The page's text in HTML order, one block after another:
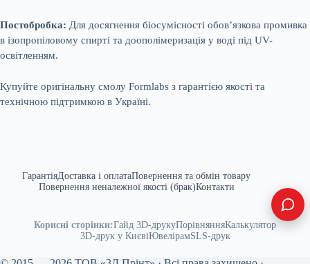
Постобробка: Для досягнення біосумісності обов’язкова промивка
в ізопропіловому спирті та доополімеризація у воді під UV-
освітленням.
Купуйте оригінальну смолу Formlabs з гарантією якості та
технічною підтримкою в Україні.
ГарантіяДоставка і оплатаПовернення та обмін товару
Повернення неналежної якості (брак)Контакти
Корисні сторінки:Гайд 3D-друкуПорівнянняКалькулятор
3D-друк у КиєвіЮвелірамSLS-друк